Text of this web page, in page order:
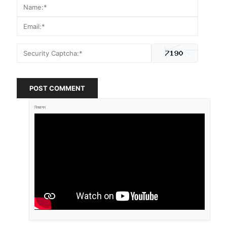
POST COMMENT
বিজ্ঞাপন